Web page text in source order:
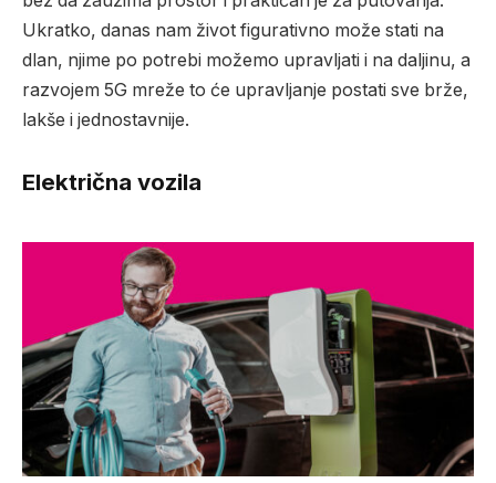
Ukratko, danas nam život figurativno može stati na
dlan, njime po potrebi možemo upravljati i na daljinu, a
razvojem 5G mreže to će upravljanje postati sve brže,
lakše i jednostavnije.
Električna vozila